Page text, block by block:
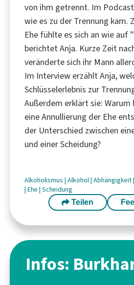
von ihm getrennt. Im
wie es zu der Trennung kam.
Ehe fühlte es sich an wie auf
berichtet Anja. Kurze Zeit
veränderte sich ihr Mann
Im Interview erzählt Anja,
Schlüsselerlebnis zur
Außerdem erklärt sie:
eine Annullierung der Ehe
der Unterschied zwischen
und einer Scheidung?
Alkoholismus | Alkohol| Abhängigkeit|
| Ehe | Scheidung
Teilen
Infos: